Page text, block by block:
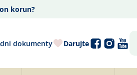
korun?
dokumenty Darujte